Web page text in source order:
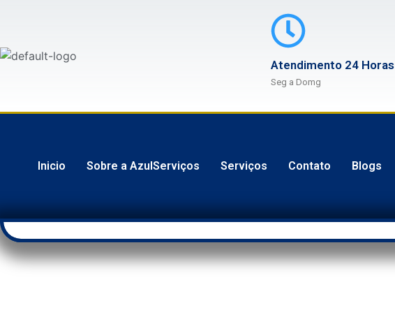
Atendimento 24 Horas
Seg a Domg
Inicio Sobre a AzulServiços Serviços Contato Blogs